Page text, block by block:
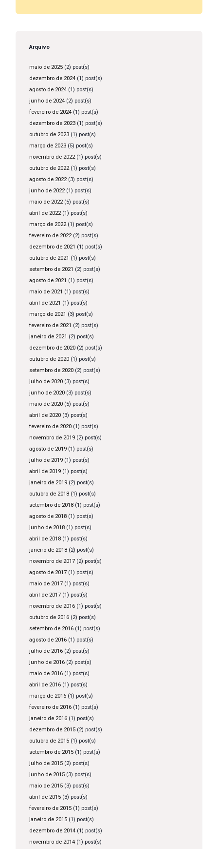
Arquivo
maio de 2025(2) post(s)
dezembro de 2024(1) post(s)
agosto de 2024(1) post(s)
junho de 2024(2) post(s)
fevereiro de 2024(1) post(s)
dezembro de 2023(1) post(s)
outubro de 2023(1) post(s)
março de 2023(5) post(s)
novembro de 2022(1) post(s)
outubro de 2022(1) post(s)
agosto de 2022(3) post(s)
junho de 2022(1) post(s)
maio de 2022(5) post(s)
abril de 2022(1) post(s)
março de 2022(1) post(s)
fevereiro de 2022(2) post(s)
dezembro de 2021 (1) post(s)
outubro de 2021 (1) post(s)
setembro de 2021 (2) post(s)
agosto de 2021 (1) post(s)
maio de 2021 (1) post(s)
abril de 2021 (1) post(s)
março de 2021 (3) post(s)
fevereiro de 2021 (2) post(s)
janeiro de 2021 (2) post(s)
dezembro de 2020(2) post(s)
outubro de 2020(1) post(s)
setembro de 2020(2) post(s)
julho de 2020(3) post(s)
junho de 2020(3) post(s)
maio de 2020(5) post(s)
abril de 2020(3) post(s)
fevereiro de 2020(1) post(s)
novembro de 2019(2) post(s)
agosto de 2019(1) post(s)
julho de 2019(1) post(s)
abril de 2019(1) post(s)
janeiro de 2019(2) post(s)
outubro de 2018(1) post(s)
setembro de 2018(1) post(s)
agosto de 2018(1) post(s)
junho de 2018(1) post(s)
abril de 2018(1) post(s)
janeiro de 2018(2) post(s)
novembro de 2017(2) post(s)
agosto de 2017(1) post(s)
maio de 2017(1) post(s)
abril de 2017(1) post(s)
novembro de 2016(1) post(s)
outubro de 2016(2) post(s)
setembro de 2016(1) post(s)
agosto de 2016(1) post(s)
julho de 2016(2) post(s)
junho de 2016(2) post(s)
maio de 2016(1) post(s)
abril de 2016(1) post(s)
março de 2016(1) post(s)
fevereiro de 2016(1) post(s)
janeiro de 2016(1) post(s)
dezembro de 2015(2) post(s)
outubro de 2015(1) post(s)
setembro de 2015(1) post(s)
julho de 2015(2) post(s)
junho de 2015(3) post(s)
maio de 2015(3) post(s)
abril de 2015(3) post(s)
fevereiro de 2015(1) post(s)
janeiro de 2015(1) post(s)
dezembro de 2014(1) post(s)
novembro de 2014(1) post(s)